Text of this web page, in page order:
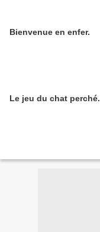
Bienvenue en enfer.
Le jeu du chat perché.